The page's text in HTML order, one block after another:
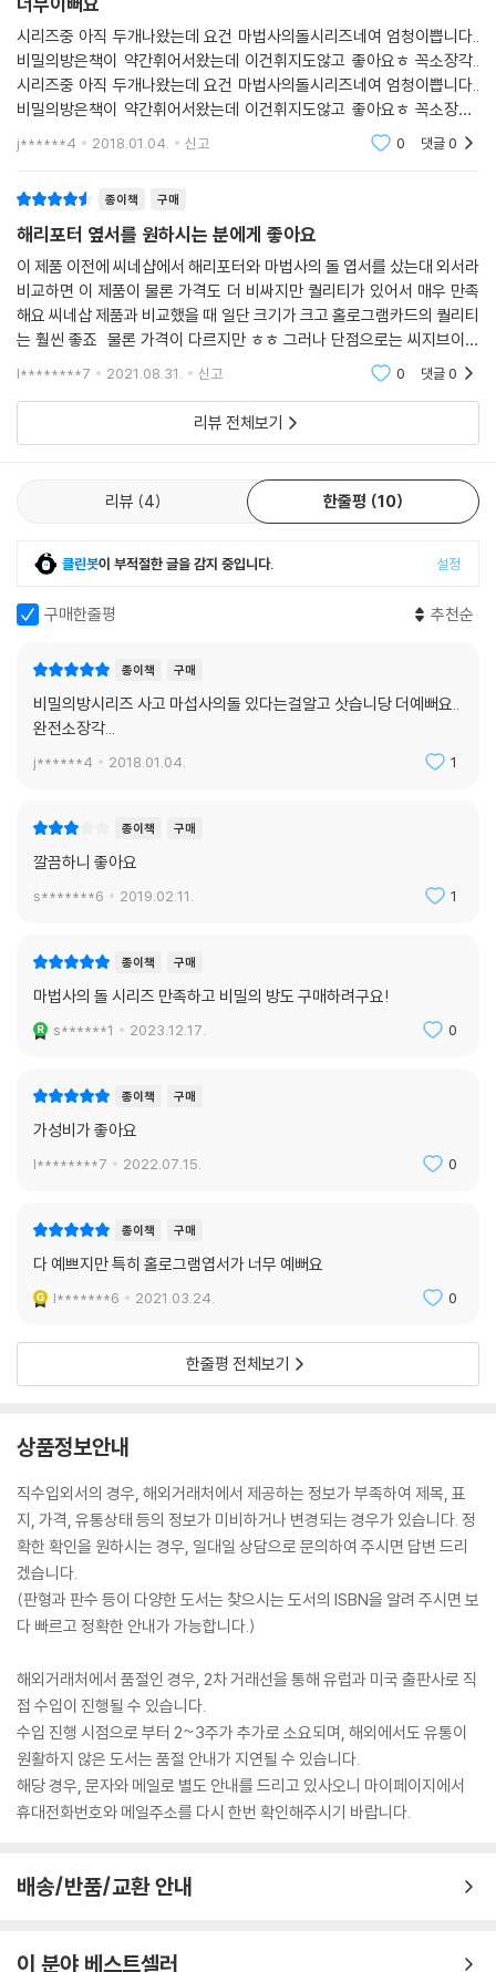
시리즈중 아직 두개나왔는데 요건 마법사의돌시리즈네여 엄청이쁩니다..
비밀의방은책이 약간휘어서왔는데 이건휘지도않고 좋아요ㅎ 꼭소장각..
시리즈중 아직 두개나왔는데 요건 마법사의돌시리즈네여 엄청이쁩니다..
비밀의방은책이 약간휘어서왔는데 이건휘지도않고 좋아요ㅎ 꼭소장각..
시리즈중 아직 두개나왔는데 요건 마법사의돌시리즈네여 엄청이쁩니다..
비밀의방은책이 약간휘어
j******4 2018.01.04. 신고 0 댓글0
종이책 구매
해리포터 옆서를 원하시는 분에게 좋아요
이 제품 이전에 씨네샵에서 해리포터와 마법사의 돌 엽서를 샀는대 외서라
비교하면 이 제품이 물론 가격도 더 비싸지만 퀄리티가 있어서 매우 만족
해요 씨네삽 제품과 비교했을 때 일단 크기가 크고 홀로그램카드의 퀄리티
는 훨씬 좋죠 물론 가격이 다르지만 ㅎㅎ 그러나 단점으로는 씨지브이에
서는 모든 이미지를 알 수 있는 반면에 이 제품은 일부 사진만 나와있고 그
l********7 2021.08.31. 신고 0 댓글0
리뷰 전체보기
리뷰 4 한줄평 10
클린봇이 부적절한 글을 감지 중입니다. 설정
구매한줄평 추천순
종이책 구매
비밀의방시리즈 사고 마섭사의돌 있다는걸알고 삿습니당 더예뻐요..
완전소장각...
j******4 2018.01.04. 1
종이책 구매
깔끔하니 좋아요
s*******6 2019.02.11. 1
종이책 구매
마법사의 돌 시리즈 만족하고 비밀의 방도 구매하려구요!
s******1 2023.12.17. 0
종이책 구매
가성비가 좋아요
l********7 2022.07.15. 0
종이책 구매
다 예쁘지만 특히 홀로그램엽서가 너무 예뻐요
l*******6 2021.03.24. 0
한줄평 전체보기
상품정보안내
직수입외서의 경우, 해외거래처에서 제공하는 정보가 부족하여 제목, 표
지, 가격, 유통상태 등의 정보가 미비하거나 변경되는 경우가 있습니다. 정
확한 확인을 원하시는 경우, 일대일 상담으로 문의하여 주시면 답변 드리
겠습니다.
(판형과 판수 등이 다양한 도서는 찾으시는 도서의 ISBN을 알려 주시면 보
다 빠르고 정확한 안내가 가능합니다.)
해외거래처에서 품절인 경우, 2차 거래선을 통해 유럽과 미국 출판사로 직
접 수입이 진행될 수 있습니다.
수입 진행 시점으로 부터 2~3주가 추가로 소요되며, 해외에서도 유통이
원활하지 않은 도서는 품절 안내가 지연될 수 있습니다.
해당 경우, 문자와 메일로 별도 안내를 드리고 있사오니 마이페이지에서
휴대전화번호와 메일주소를 다시 한번 확인해주시기 바랍니다.
배송/반품/교환 안내
이 분야 베스트셀러